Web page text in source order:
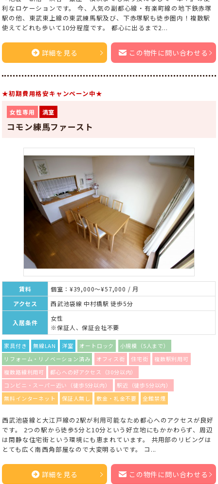
利なロケーションです。 今、人気の副都心線・有楽町線の地下鉄赤塚
駅の他、東武東上線の東武練馬駅及び、下赤塚駅も徒歩圏内！複数駅
使えてどれも歩いて10分程度です。 都心に出るまで2...
詳細を見る この物件に問い合わせる
★初期費用格安キャンペーン中★
女性専用 満室
コモン練馬ファースト
賃料
個室：¥39,000～¥57,000 / 月
アクセス
西武池袋線 中村橋駅 徒歩5分
入居条件
女性
※保証人、保証会社不要
家具付き 無線LAN 洋室 オートロック
小規模（5人まで）
リフォーム・リノベーション済み
オフィス街 住宅街
複数駅利用可
複数路線利用可
都心への好アクセス（30分以内）
コンビニ・スーパー近い（徒歩5分以内）
駅近（徒歩5分以内）
無料インターネット
保証人無し 敷金・礼金不要 全館禁煙
西武池袋線と大江戸線の2駅が利用可能なため都心へのアクセスが良好
です。 2つの駅から徒歩5分と10分という好立地にもかかわらず、周辺
は閑静な住宅街という環境にも恵まれています。 共用部のリビングは
とても広く南西角部屋なので大変明るいです。 コ...
詳細を見る この物件に問い合わせる